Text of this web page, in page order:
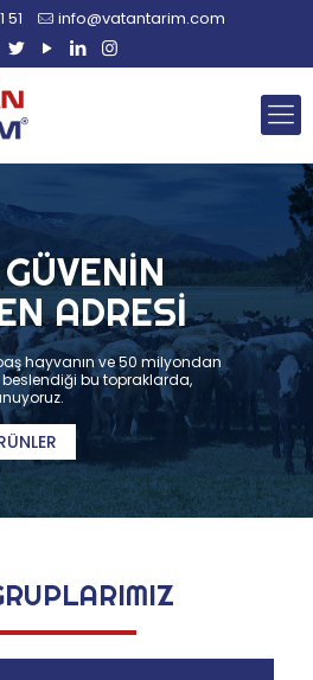
51 info@vatantarim.com
ADRESİ
hayvanın ve 50 milyondan
bu topraklarda,